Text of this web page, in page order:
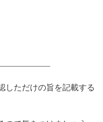
しただけの旨を記載する